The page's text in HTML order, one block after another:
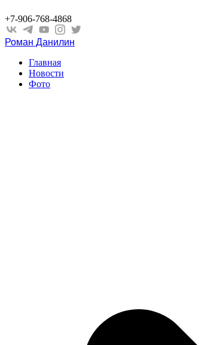
+7-906-768-4868
Роман Данилин
Главная
Новости
Фото